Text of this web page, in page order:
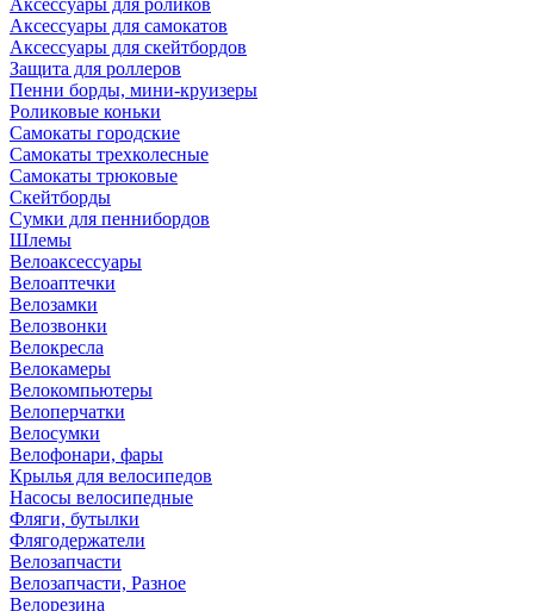
Аксессуары для роликов
Аксессуары для самокатов
Аксессуары для скейтбордов
Защита для роллеров
Пенни борды, мини-круизеры
Роликовые коньки
Самокаты городские
Самокаты трехколесные
Самокаты трюковые
Скейтборды
Сумки для пеннибордов
Шлемы
Велоаксессуары
Велоаптечки
Велозамки
Велозвонки
Велокресла
Велокамеры
Велокомпьютеры
Велоперчатки
Велосумки
Велофонари, фары
Крылья для велосипедов
Насосы велосипедные
Фляги, бутылки
Флягодержатели
Велозапчасти
Велозапчасти, Разное
Велорезина